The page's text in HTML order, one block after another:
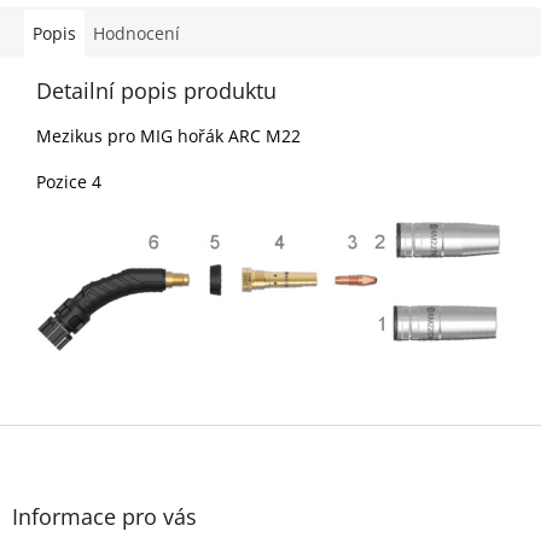
Popis Hodnocení
Detailní popis produktu
Mezikus pro MIG hořák ARC M22
Pozice 4
Z
Informace pro vás